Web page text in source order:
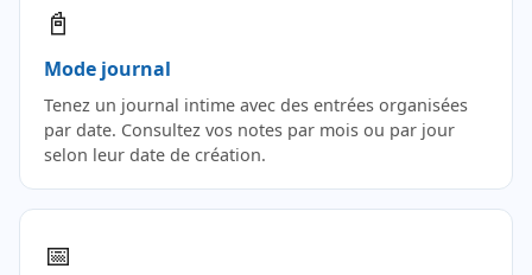
📓
Mode journal
Tenez un journal intime avec des entrées organisées
par date. Consultez vos notes par mois ou par jour
selon leur date de création.
📅